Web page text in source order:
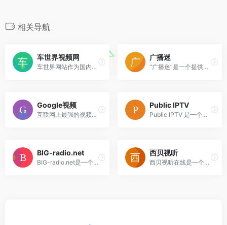
相关导航
车世界视频网
车世界网站作为国内首家专业...
广播迷
“广播迷”是一个提供免费在线...
Google视频
互联网上最强的视频搜索引擎...
Public IPTV
Public IPTV 是一个全球性的...
BIG-radio.net
BIG-radio.net是一个免费的在...
西贝视听
西贝视听在线是一个面向全球...